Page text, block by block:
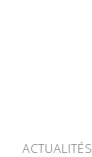
ACTUALITÉS